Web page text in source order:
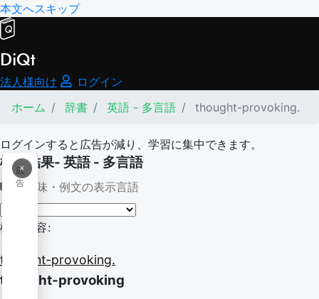
本文へスキップ
DiQt
法人様向け
ログイン
ホーム
辞書 英語 - 多言語 thought-provoking.
ログインすると広告が減り、学習に集中できます。
×
広
告
検索結果- 英語 - 多言語
意味・例文の表示言語
検索内容:
thought-provoking.
thought-provoking